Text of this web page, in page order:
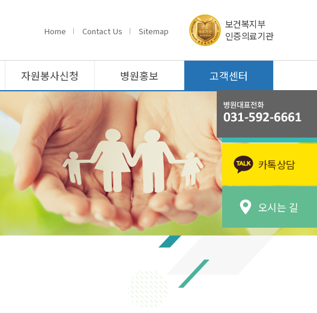
Home Contact Us Sitemap
보건복지부
인증의료기관
자원봉사신청 병원홍보 고객센터
카톡상담
오시는 길